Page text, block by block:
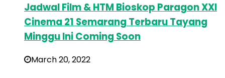
Jadwal Film & HTM Bioskop Paragon XXI
Cinema 21 Semarang Terbaru Tayang
Minggu Ini Coming Soon
March 20, 2022